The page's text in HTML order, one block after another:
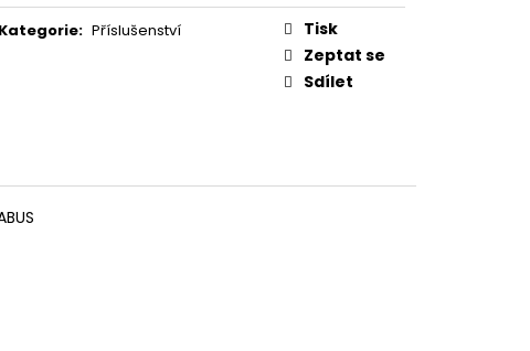
Kategorie: Příslušenství
Tisk
Zeptat se
Sdílet